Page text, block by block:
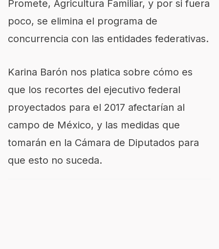
Promete, Agricultura Familiar, y por si fuera
poco, se elimina el programa de
concurrencia con las entidades federativas.
Karina Barón nos platica sobre cómo es
que los recortes del ejecutivo federal
proyectados para el 2017 afectarían al
campo de México, y las medidas que
tomarán en la Cámara de Diputados para
que esto no suceda.